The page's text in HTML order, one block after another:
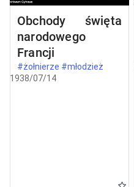
Obchody święta
narodowego
Francji
#żołnierze #młodzież
1938/07/14